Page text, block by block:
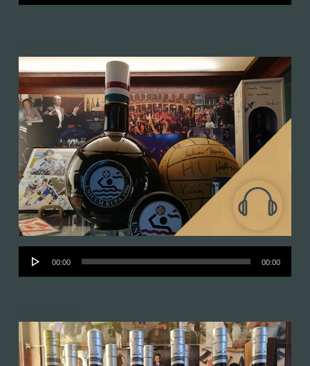
Audió
lejátszó
00:00 00:00